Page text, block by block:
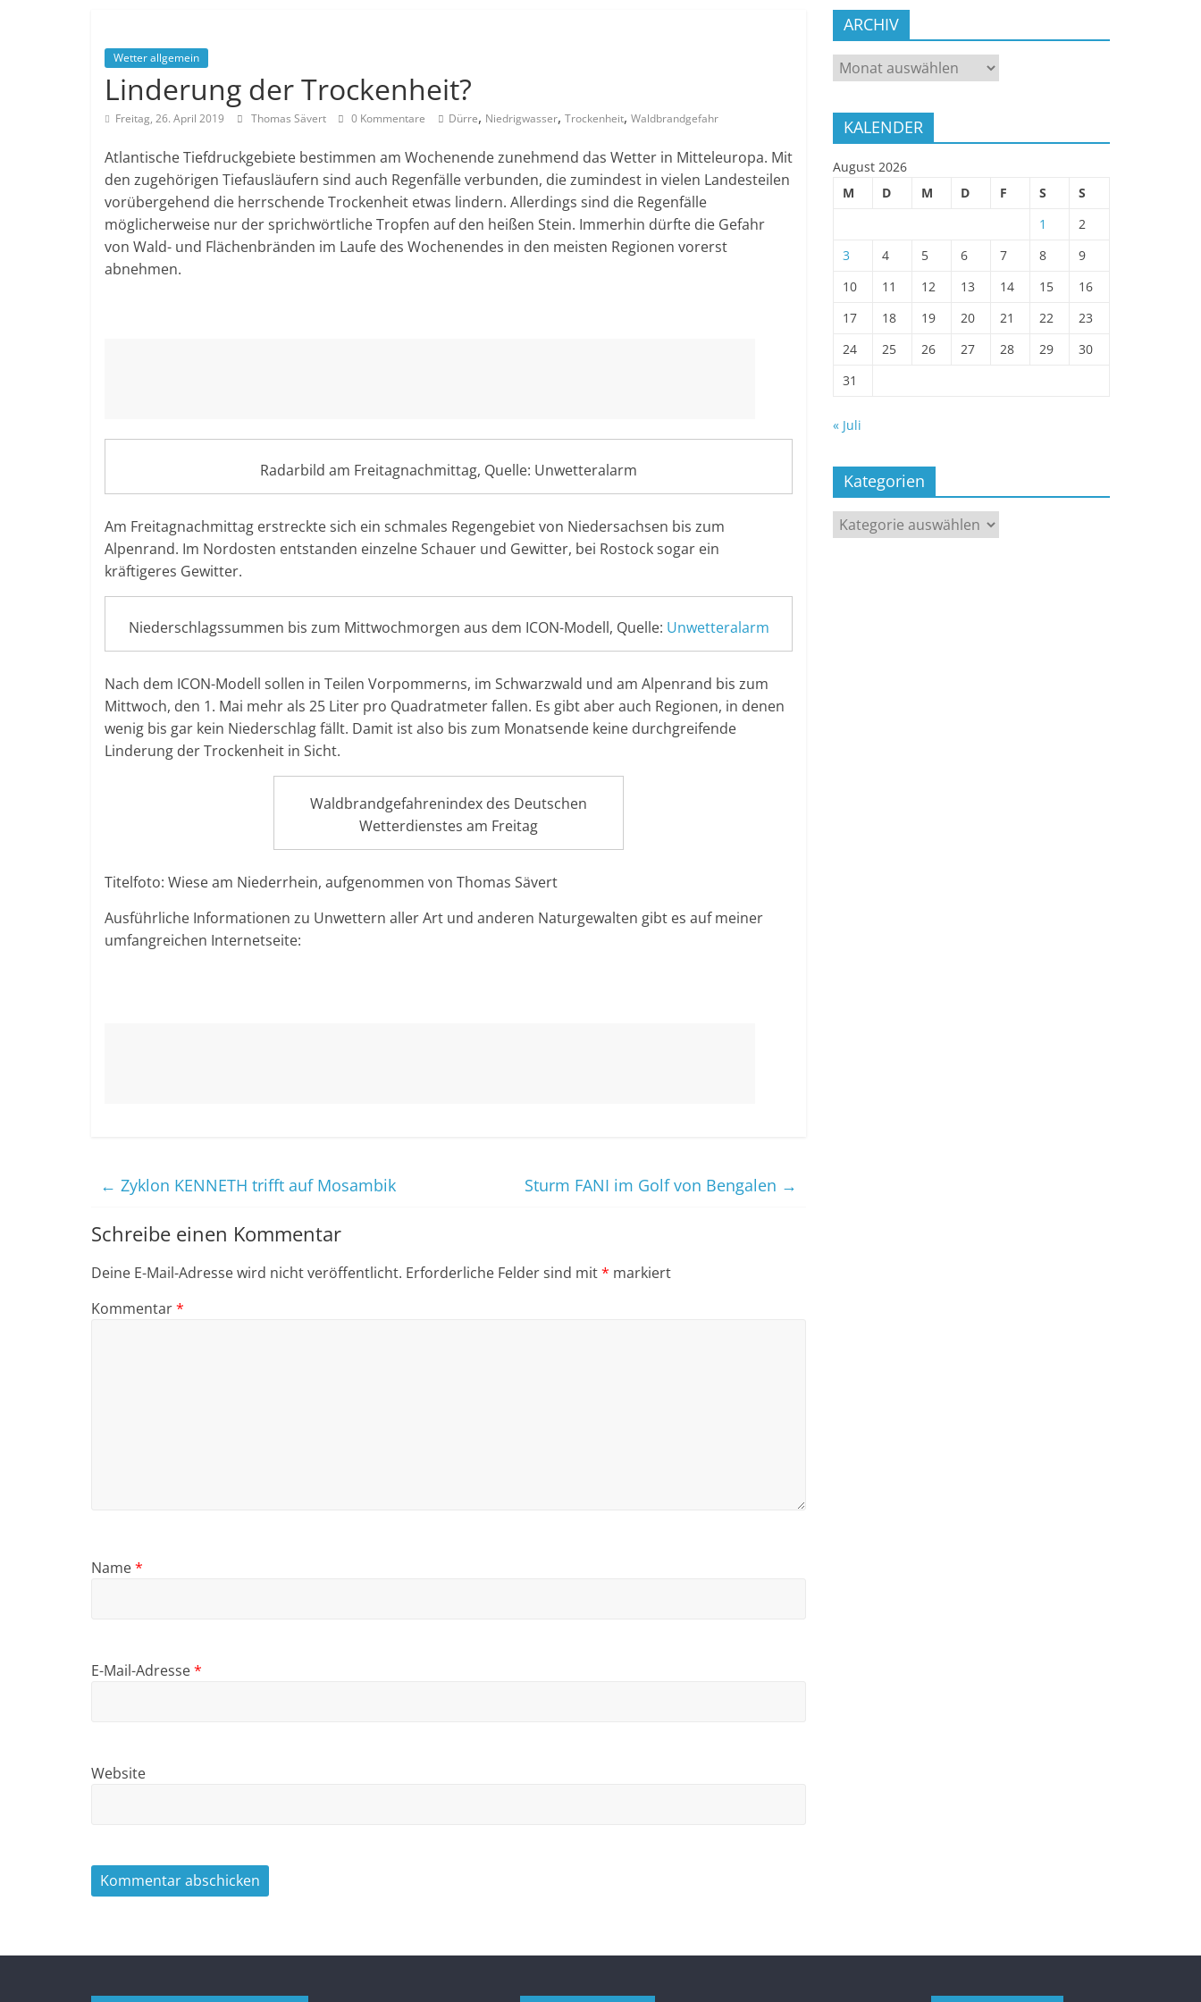
Wetter allgemein
Linderung der Trockenheit?
Freitag, 26. April 2019 Thomas Sävert 0 Kommentare Dürre, Niedrigwasser, Trockenheit, Waldbrandgefahr
Atlantische Tiefdruckgebiete bestimmen am Wochenende zunehmend das Wetter in Mitteleuropa. Mit
den zugehörigen Tiefausläufern sind auch Regenfälle verbunden, die zumindest in vielen Landesteilen
vorübergehend die herrschende Trockenheit etwas lindern. Allerdings sind die Regenfälle
möglicherweise nur der sprichwörtliche Tropfen auf den heißen Stein. Immerhin dürfte die Gefahr
von Wald- und Flächenbränden im Laufe des Wochenendes in den meisten Regionen vorerst
abnehmen.
Radarbild am Freitagnachmittag, Quelle: Unwetteralarm
Am Freitagnachmittag erstreckte sich ein schmales Regengebiet von Niedersachsen bis zum
Alpenrand. Im Nordosten entstanden einzelne Schauer und Gewitter, bei Rostock sogar ein
kräftigeres Gewitter.
Niederschlagssummen bis zum Mittwochmorgen aus dem ICON-Modell, Quelle: Unwetteralarm
Nach dem ICON-Modell sollen in Teilen Vorpommerns, im Schwarzwald und am Alpenrand bis zum
Mittwoch, den 1. Mai mehr als 25 Liter pro Quadratmeter fallen. Es gibt aber auch Regionen, in denen
wenig bis gar kein Niederschlag fällt. Damit ist also bis zum Monatsende keine durchgreifende
Linderung der Trockenheit in Sicht.
Waldbrandgefahrenindex des Deutschen
Wetterdienstes am Freitag
Titelfoto: Wiese am Niederrhein, aufgenommen von Thomas Sävert
Ausführliche Informationen zu Unwettern aller Art und anderen Naturgewalten gibt es auf meiner
umfangreichen Internetseite:
← Zyklon KENNETH trifft auf Mosambik Sturm FANI im Golf von Bengalen →
Schreibe einen Kommentar
Deine E-Mail-Adresse wird nicht veröffentlicht. Erforderliche Felder sind mit* markiert
Kommentar*
Name*
E-Mail-Adresse*
Website
ARCHIV
ARCHIV
KALENDER
August 2026
M
D M D F S
S
1
2
3
4 5 6 7 8
9
10
11 12 13 14 15
16
17
18 19 20 21 22
23
24
25 26 27 28 29
30
31
« Juli
Kategorien
Kategorien